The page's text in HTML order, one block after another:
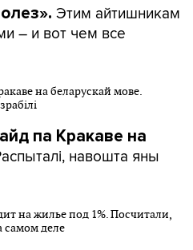
Этим айтишникам
– и вот чем все
па Кракаве на
навошта яны